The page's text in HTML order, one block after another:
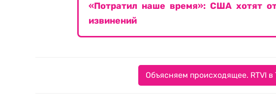
«Потратил наше время»: США хотят
извинений
Объясняем происходящее. RTVI в